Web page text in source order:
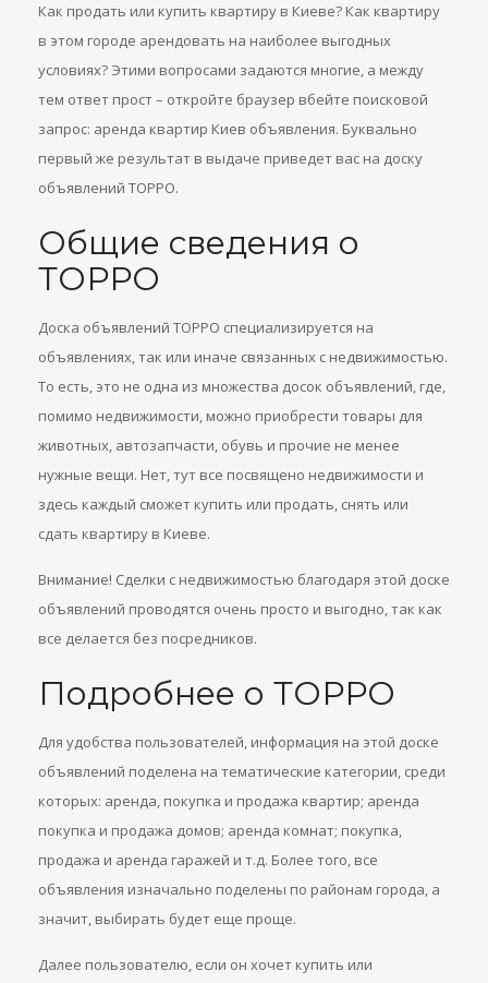
Как продать или купить квартиру в Киеве? Как квартиру
в этом городе арендовать на наиболее выгодных
условиях? Этими вопросами задаются многие, а между
тем ответ прост – откройте браузер вбейте поисковой
запрос: аренда квартир Киев объявления. Буквально
первый же результат в выдаче приведет вас на доску
объявлений ТОРРО.
Общие сведения о
ТОРРО
Доска объявлений ТОРРО специализируется на
объявлениях, так или иначе связанных с недвижимостью.
То есть, это не одна из множества досок объявлений, где,
помимо недвижимости, можно приобрести товары для
животных, автозапчасти, обувь и прочие не менее
нужные вещи. Нет, тут все посвящено недвижимости и
здесь каждый сможет купить или продать, снять или
сдать квартиру в Киеве.
Внимание! Сделки с недвижимостью благодаря этой доске
объявлений проводятся очень просто и выгодно, так как
все делается без посредников.
Подробнее о ТОРРО
Для удобства пользователей, информация на этой доске
объявлений поделена на тематические категории, среди
которых: аренда, покупка и продажа квартир; аренда
покупка и продажа домов; аренда комнат; покупка,
продажа и аренда гаражей и т.д. Более того, все
объявления изначально поделены по районам города, а
значит, выбирать будет еще проще.
Далее пользователю, если он хочет купить или